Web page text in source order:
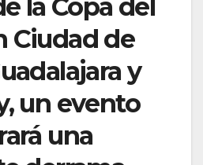
la Copa del
Ciudad de
y
un evento
una